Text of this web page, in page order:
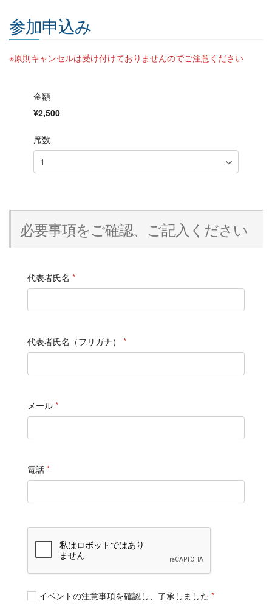
参加申込み
※原則キャンセルは受け付けておりませんのでご注意ください
金額
¥2,500
席数
必要事項をご確認、ご記入ください
代表者氏名 *
代表者氏名（フリガナ） *
メール *
電話 *
イベントの注意事項を確認し、了承しました *